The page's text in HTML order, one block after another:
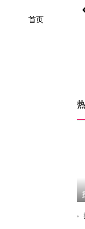
首页